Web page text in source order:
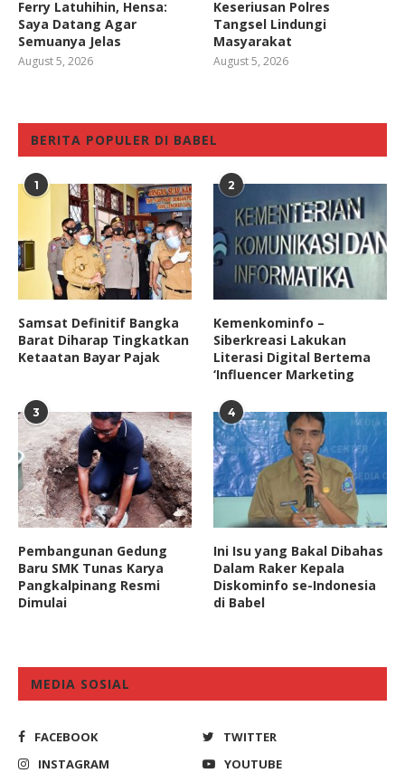
Ferry Latuhihin, Hensa:
Saya Datang Agar
Semuanya Jelas
August 5, 2026
Keseriusan Polres
Tangsel Lindungi
Masyarakat
August 5, 2026
BERITA POPULER DI BABEL
1
Samsat Definitif Bangka
Barat Diharap Tingkatkan
Ketaatan Bayar Pajak
2
Kemenkominfo –
Siberkreasi Lakukan
Literasi Digital Bertema
‘Influencer Marketing
3
Pembangunan Gedung
Baru SMK Tunas Karya
Pangkalpinang Resmi
Dimulai
4
Ini Isu yang Bakal Dibahas
Dalam Raker Kepala
Diskominfo se-Indonesia
di Babel
MEDIA SOSIAL
FACEBOOK
TWITTER
INSTAGRAM
YOUTUBE